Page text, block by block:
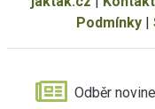
Podmínky|
Odběr